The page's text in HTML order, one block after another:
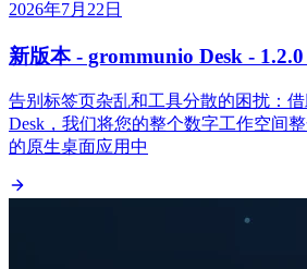
2026年7月22日
新版本 - grommunio Desk -
告别标签页杂乱和工具分散的困扰：借
Desk，我们将您的整个数字工作空间
的原生桌面应用中